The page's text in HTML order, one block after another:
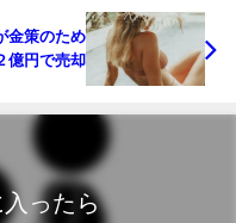
金策のため
億円で売却
ったら